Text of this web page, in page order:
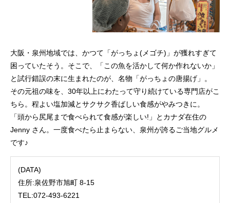
大阪・泉州地域では、かつて「がっちょ(メゴチ)」が獲れすぎて
困っていたそう。そこで、「この魚を活かして何か作れないか」
と試行錯誤の末に生まれたのが、名物「がっちょの唐揚げ」。
その元祖の味を、30年以上にわたって守り続けている専門店がこ
ちら。程よい塩加減とサクサク香ばしい食感がやみつきに。
「頭から尻尾まで食べられて食感が楽しい!」とカナダ在住の
Jenny さん。一度食べたら止まらない、泉州が誇るご当地グルメ
です♪
(DATA)
住所:泉佐野市旭町 8-15
TEL:072-493-6221